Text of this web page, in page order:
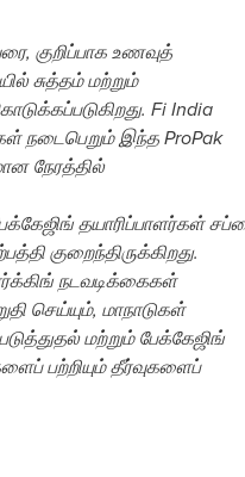
குறிப்பாக உணவுத்
சுத்தம் மற்றும்
Fi India
நடைபெறும் இந்த ProPak
நேரத்தில்
தயாரிப்பாளர்கள்
குறைந்திருக்கிறது.
நடவடிக்கைகள்
செய்யும், மாநாடுகள்
மற்றும் பேக்கேஜிங்
பற்றியும் தீர்வுகளைப்